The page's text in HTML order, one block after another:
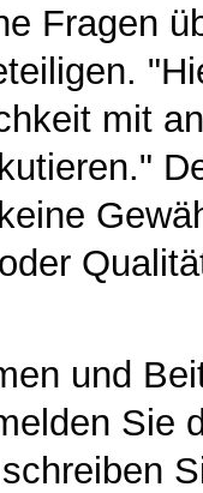
Fragen
mit
und
Sie